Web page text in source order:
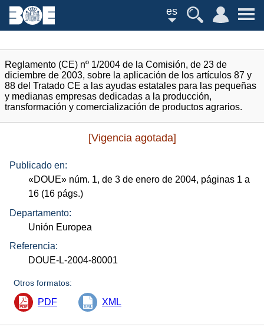
es
Reglamento (CE) nº 1/2004 de la Comisión, de 23 de
diciembre de 2003, sobre la aplicación de los artículos 87 y
88 del Tratado CE a las ayudas estatales para las pequeñas
y medianas empresas dedicadas a la producción,
transformación y comercialización de productos agrarios.
[Vigencia agotada]
Publicado en:
«DOUE» núm. 1, de 3 de enero de 2004, páginas 1 a
16 (16 págs.)
Departamento:
Unión Europea
Referencia:
DOUE-L-2004-80001
Otros formatos:
PDF XML